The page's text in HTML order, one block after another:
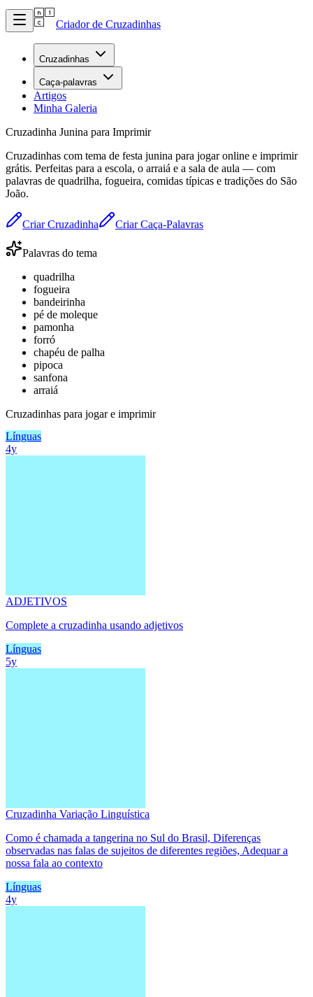
Criador de Cruzadinhas
Cruzadinhas
Caça-palavras
Artigos
Minha Galeria
Cruzadinha Junina para Imprimir
Cruzadinhas com tema de festa junina para jogar online e imprimir
grátis. Perfeitas para a escola, o arraiá e a sala de aula — com
palavras de quadrilha, fogueira, comidas típicas e tradições do São
João.
Criar Cruzadinha Criar Caça-Palavras
Palavras do tema
quadrilha
fogueira
bandeirinha
pé de moleque
pamonha
forró
chapéu de palha
pipoca
sanfona
arraiá
Cruzadinhas para jogar e imprimir
Línguas
4y
ADJETIVOS
Complete a cruzadinha usando adjetivos
Línguas
5y
Cruzadinha Variação Linguística
Como é chamada a tangerina no Sul do Brasil, Diferenças
observadas nas falas de sujeitos de diferentes regiões, Adequar a
nossa fala ao contexto
Línguas
4y